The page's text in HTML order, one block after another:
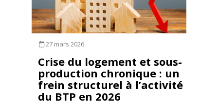
27 mars 2026
Crise du logement et sous-
production chronique : un
frein structurel à l’activité
du BTP en 2026